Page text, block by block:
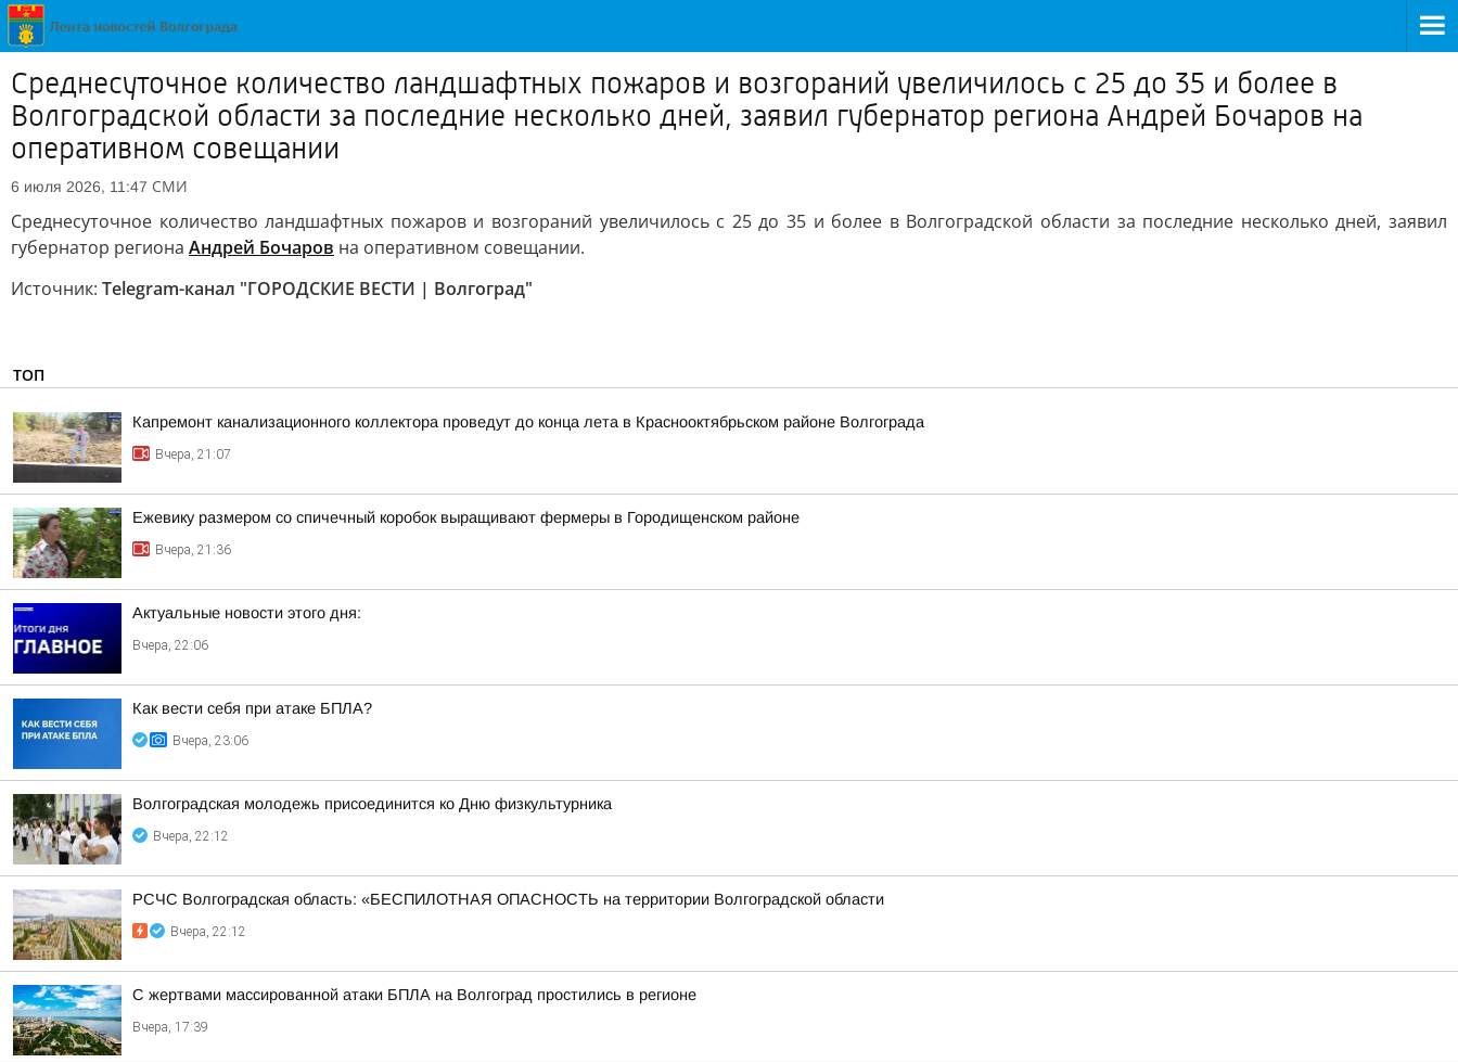
Среднесуточное количество ландшафтных пожаров и возгораний увеличилось с 25 до 35 и более в
Волгоградской области за последние несколько дней, заявил губернатор региона Андрей Бочаров на
оперативном совещании
6 июля 2026, 11:47 СМИ
Среднесуточное количество ландшафтных пожаров и возгораний увеличилось с 25 до 35 и более в Волгоградской области за последние несколько дней, заявил
губернатор региона Андрей Бочаров на оперативном совещании.
Источник: Telegram-канал "ГОРОДСКИЕ ВЕСТИ | Волгоград"
ТОП
Капремонт канализационного коллектора проведут до конца лета в Краснооктябрьском районе Волгограда
Вчера, 21:07
Ежевику размером со спичечный коробок выращивают фермеры в Городищенском районе
Вчера, 21:36
Актуальные новости этого дня:
Вчера, 22:06
Как вести себя при атаке БПЛА?
Вчера, 23:06
Волгоградская молодежь присоединится ко Дню физкультурника
Вчера, 22:12
РСЧС Волгоградская область: «БЕСПИЛОТНАЯ ОПАСНОСТЬ на территории Волгоградской области
Вчера, 22:12
С жертвами массированной атаки БПЛА на Волгоград простились в регионе
Вчера, 17:39